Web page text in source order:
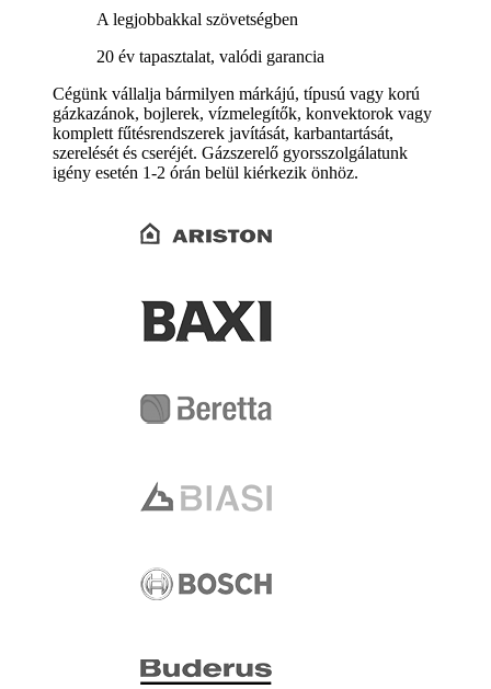
A legjobbakkal szövetségben
20 év tapasztalat, valódi garancia
Cégünk vállalja bármilyen márkájú, típusú vagy korú
gázkazánok, bojlerek, vízmelegítők, konvektorok vagy
komplett fűtésrendszerek javítását, karbantartását,
szerelését és cseréjét. Gázszerelő gyorsszolgálatunk
igény esetén 1-2 órán belül kiérkezik önhöz.